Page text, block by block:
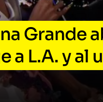
Grande
a L.A. y al